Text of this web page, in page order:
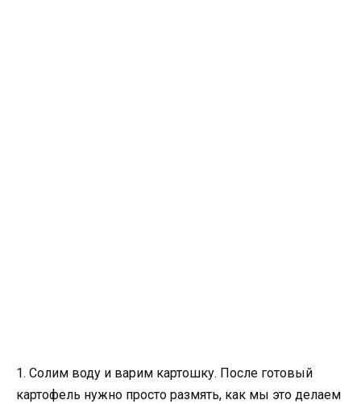
1. Солим воду и варим картошку. После готовый
картофель нужно просто размять, как мы это делаем